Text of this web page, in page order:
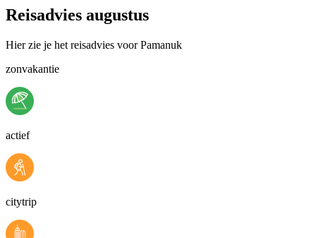
Reisadvies augustus
Hier zie je het reisadvies voor Pamanuk
zonvakantie
actief
citytrip